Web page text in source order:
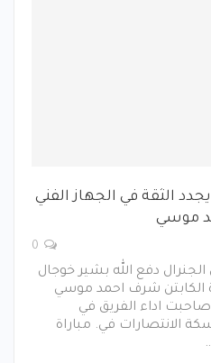
الثقة في الجهاز الفني
موسي
دفع الله بشير خوجال
الكابتن شرف احمد موسي
اداء الفريق في
الانتصارات في. مباراة